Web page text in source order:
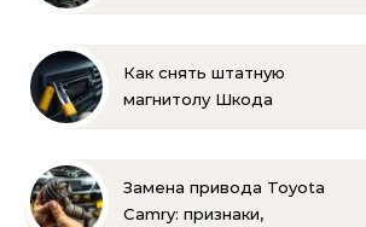
Как снять штатную
магнитолу Шкода
руками
Замена привода Toyota
Camry: признаки,